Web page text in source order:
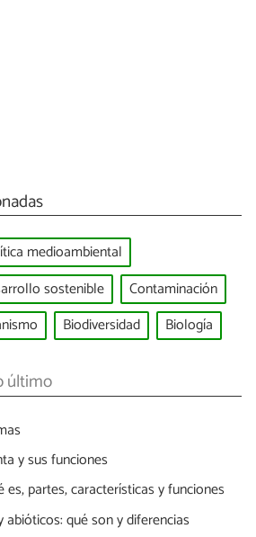
medioambiental
sostenible
Contaminación
Biodiversidad Biología
último
y sus funciones
es, partes, características y funciones
qué son y diferencias